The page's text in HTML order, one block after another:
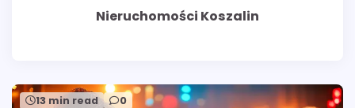
Nieruchomości Koszalin
13 min read 0